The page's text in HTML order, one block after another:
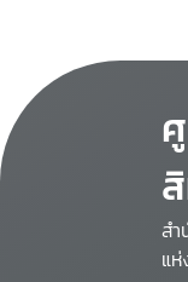
ส
แห่